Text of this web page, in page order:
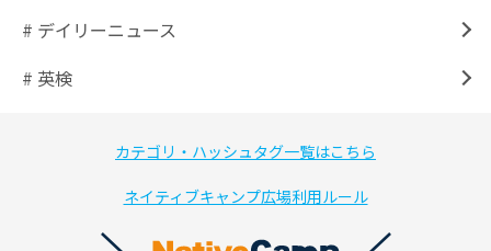
# デイリーニュース
# 英検
カテゴリ・ハッシュタグ一覧はこちら
ネイティブキャンプ広場利用ルール